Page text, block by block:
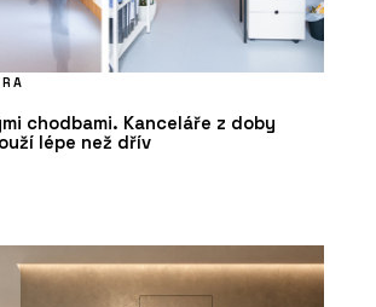
chodbami. Kanceláře z doby
lépe než dřív